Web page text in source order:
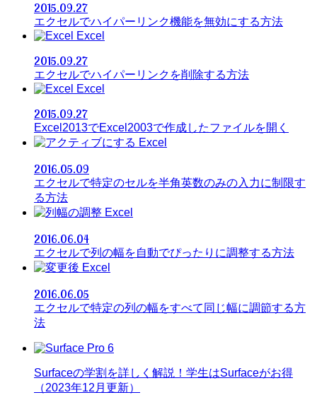
2015.09.27
エクセルでハイパーリンク機能を無効にする方法
Excel
2015.09.27
エクセルでハイパーリンクを削除する方法
Excel
2015.09.27
Excel2013でExcel2003で作成したファイルを開く
Excel
2016.05.09
エクセルで特定のセルを半角英数のみの入力に制限す
る方法
Excel
2016.06.04
エクセルで列の幅を自動でぴったりに調整する方法
Excel
2016.06.05
エクセルで特定の列の幅をすべて同じ幅に調節する方
法
Surfaceの学割を詳しく解説！学生はSurfaceがお得
（2023年12月更新）